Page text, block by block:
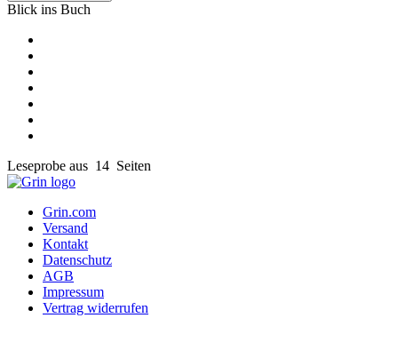
Blick ins Buch
Leseprobe aus 14 Seiten
Grin.com
Versand
Kontakt
Datenschutz
AGB
Impressum
Vertrag widerrufen